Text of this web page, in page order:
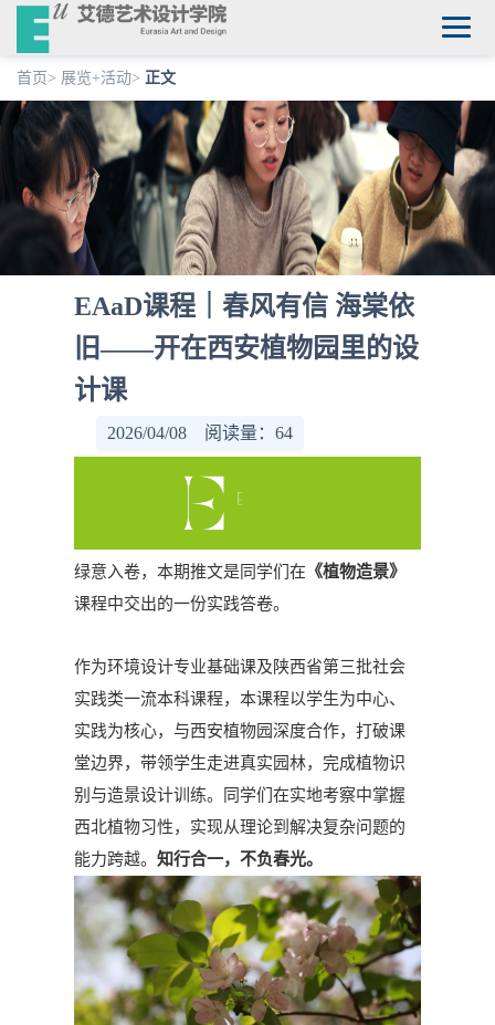
首页> 展览+活动> 正文
EAaD课程｜春风有信 海棠依
旧——开在西安植物园里的设
计课
2026/04/08 阅读量：64
绿意入卷，本期推文是同学们在 《植物造景》
课程中交出的一份实践答卷。
作为环境设计专业基础课及陕西省第三批社会
实践类一流本科课程，本课程以学生为中心、
实践为核心，与西安植物园深度合作，打破课
堂边界，带领学生走进真实园林，完成植物识
别与造景设计训练。同学们在实地考察中掌握
西北植物习性，实现从理论到解决复杂问题的
能力跨越。知行合一，不负春光。